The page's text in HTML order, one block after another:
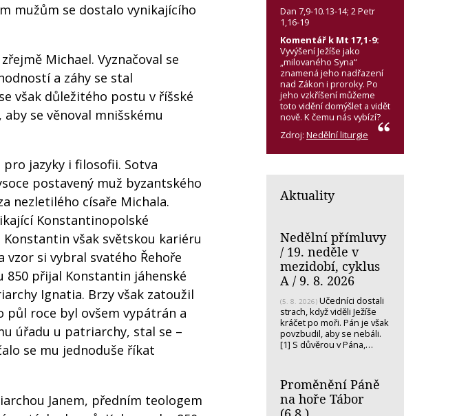
mužům se dostalo vynikajícího
Michael. Vyznačoval se
a záhy se stal
však důležitého postu v říšské
se věnoval mnišskému
jazyky i filosofii. Sotva
postavený muž byzantského
nezletilého císaře Michala.
Konstantinopolské
však světskou kariéru
si vybral svatého Řehoře
850 přijal Konstantin jáhenské
Ignatia. Brzy však zatoužil
půl roce byl ovšem vypátrán a
úřadu u patriarchy, stal se –
se mu jednoduše říkat
Janem, předním teologem
Dan 7,9-10.13-14; 2 Petr
1,16-19
Komentář k Mt 17,1-9:
Vyvýšení Ježíše jako
„milovaného Syna“
znamená jeho nadřazení
nad Zákon i proroky. Po
jeho vzkříšení můžeme
toto vidění domýšlet a vidět
nově. K čemu nás vybízí?
Zdroj: Nedělní liturgie
Aktuality
Nedělní přímluvy
/ 19. neděle v
mezidobí, cyklus
A / 9. 8. 2026
(5. 8. 2026) Učedníci dostali
strach, když viděli Ježíše
kráčet po moři. Pán je však
povzbudil, aby se nebáli.
[1] S důvěrou v Pána,…
Proměnění Páně
na hoře Tábor